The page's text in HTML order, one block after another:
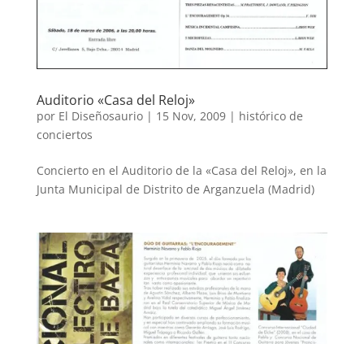
Auditorio «Casa del Reloj»
por El Diseñosaurio| 15 Nov, 2009| histórico de
conciertos
Concierto en el Auditorio de la «Casa del Reloj», en la
Junta Municipal de Distrito de Arganzuela (Madrid)